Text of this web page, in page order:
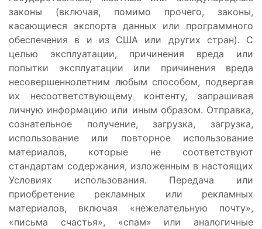
законы (включая, помимо прочего, законы,
касающиеся экспорта данных или программного
обеспечения в и из США или других стран). С
целью эксплуатации, причинения вреда или
попытки эксплуатации или причинения вреда
несовершеннолетним любым способом, подвергая
их несоответствующему контенту, запрашивая
личную информацию или иным образом. Отправка,
сознательное получение, загрузка, загрузка,
использование или повторное использование
материалов, которые не соответствуют
стандартам содержания, изложенным в настоящих
Условиях использования. Передача или
приобретение рекламных или рекламных
материалов, включая «нежелательную почту»,
«письма счастья», «спам» или аналогичные